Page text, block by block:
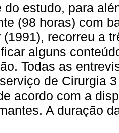
do estudo, para
(98 horas) com
(1991), recorreu a
alguns
Todas as
de Cirurgia
acordo com a
A duração